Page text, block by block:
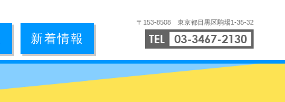
〒153-8508 東京都目黒区駒場1-35-32
新着情報